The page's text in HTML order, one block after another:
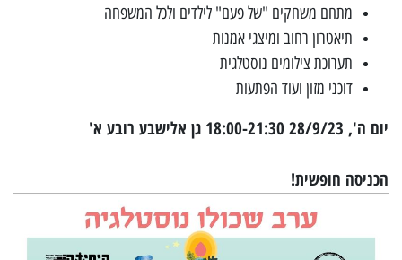
מתחם משחקים "של פעם" לילדים ולכל המשפחה
תיאטרון רחוב ומיצגי אמנות
תערוכת צילומים נוסטלגית
דוכני מזון ועוד הפתעות
יום ה', 28/9/23 18:00-21:30 גן אלישבע רובע א'
הכניסה חופשית!